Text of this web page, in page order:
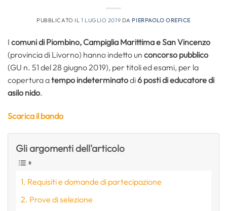
PUBBLICATO IL 1 LUGLIO 2019 DA PIERPAOLO OREFICE
I comuni di Piombino, Campiglia Marittima e San Vincenzo
(provincia di Livorno) hanno indetto un concorso pubblico
(GU n. 51 del 28 giugno 2019), per titoli ed esami, per la
copertura atempo indeterminatodi6 posti di educatore di
asilo nido.
Scarica il bando
Gli argomenti dell'articolo
Requisiti e domande di partecipazione
Prove di selezione